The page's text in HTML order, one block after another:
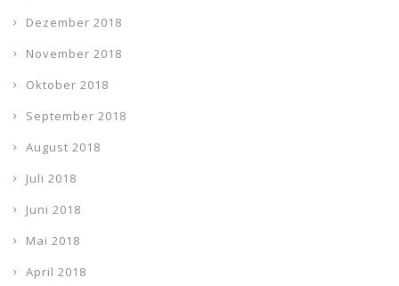
Dezember 2018
November 2018
Oktober 2018
September 2018
August 2018
Juli 2018
Juni 2018
Mai 2018
April 2018